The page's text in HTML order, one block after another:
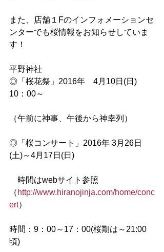
また、店舗１Fのインフォメーションセ
ンターでも桜情報をお知らせしていま
す！
平野神社
◎「桜花祭」2016年　4月10日(日)
10：00～
（午前に神事、午後から神幸列）
◎「桜コンサート」2016年 3月26日
(土)～4月17日(日)
時間はwebサイト参照
（ http://www.hiranojinja.com/home/conc
ert）
時間：9：00～17：00(桜期は～21:00
頃)